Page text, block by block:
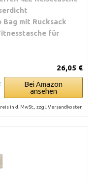
mit Rucksack
für
26,05 €
Bei Amazon
ansehen
inkl. MwSt., zzgl. Versandkosten